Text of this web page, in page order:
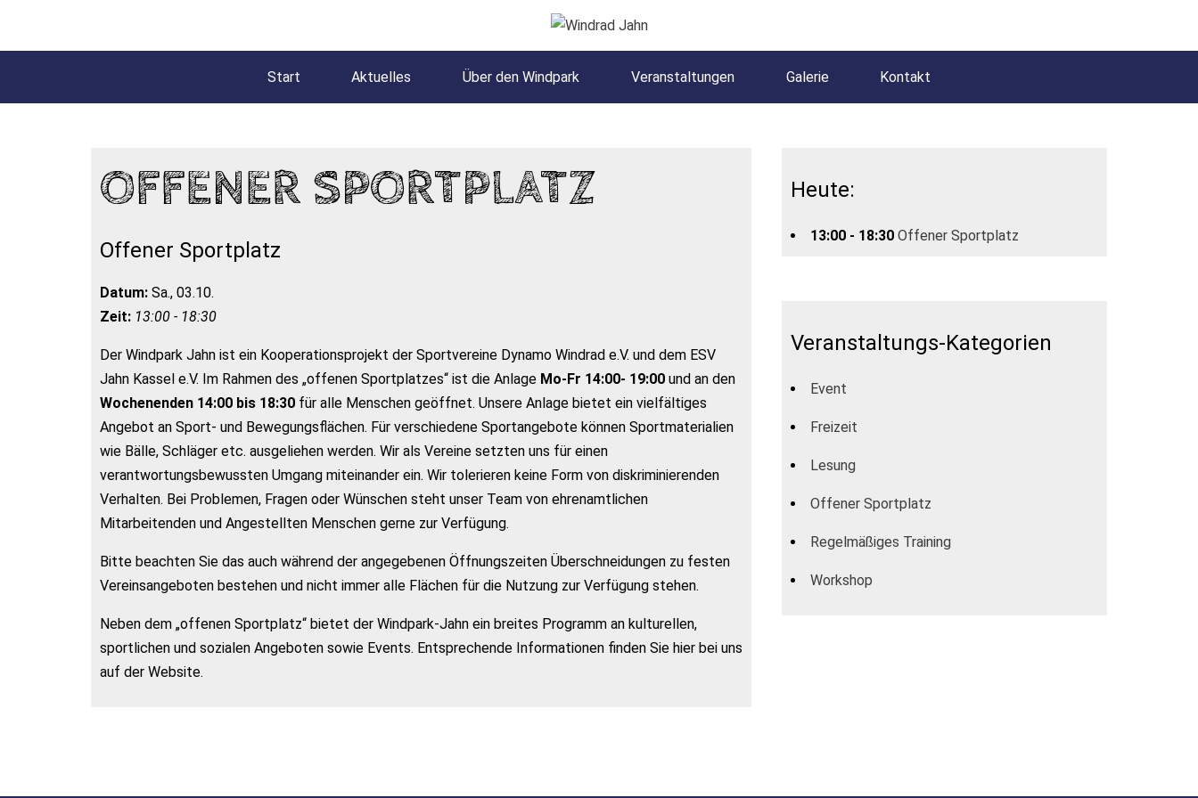
Start Aktuelles Über den Windpark Veranstaltungen Galerie Kontakt
OFFENER SPORTPLATZ
Offener Sportplatz
Datum: Sa., 03.10.
Zeit: 13:00 - 18:30
Der Windpark Jahn ist ein Kooperationsprojekt der Sportvereine Dynamo Windrad e.V. und dem ESV
Jahn Kassel e.V. Im Rahmen des „offenen Sportplatzes“ ist die Anlage Mo-Fr 14:00- 19:00 und an den
Wochenenden 14:00 bis 18:30 für alle Menschen geöffnet. Unsere Anlage bietet ein vielfältiges
Angebot an Sport- und Bewegungsflächen. Für verschiedene Sportangebote können Sportmaterialien
wie Bälle, Schläger etc. ausgeliehen werden. Wir als Vereine setzten uns für einen
verantwortungsbewussten Umgang miteinander ein. Wir tolerieren keine Form von diskriminierenden
Verhalten. Bei Problemen, Fragen oder Wünschen steht unser Team von ehrenamtlichen
Mitarbeitenden und Angestellten Menschen gerne zur Verfügung.
Bitte beachten Sie das auch während der angegebenen Öffnungszeiten Überschneidungen zu festen
Vereinsangeboten bestehen und nicht immer alle Flächen für die Nutzung zur Verfügung stehen.
Neben dem „offenen Sportplatz“ bietet der Windpark-Jahn ein breites Programm an kulturellen,
sportlichen und sozialen Angeboten sowie Events. Entsprechende Informationen finden Sie hier bei uns
auf der Website.
Heute:
13:00 - 18:30 Offener Sportplatz
Veranstaltungs-Kategorien
Event
Freizeit
Lesung
Offener Sportplatz
Regelmäßiges Training
Workshop